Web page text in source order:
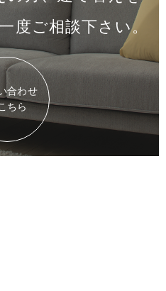
度ご相談下さい。
合わせ
ちら